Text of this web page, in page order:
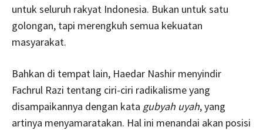
untuk seluruh rakyat Indonesia. Bukan untuk satu
golongan, tapi merengkuh semua kekuatan
masyarakat.
Bahkan di tempat lain, Haedar Nashir menyindir
Fachrul Razi tentang ciri-ciri radikalisme yang
disampaikannya dengan kata gubyah uyah, yang
artinya menyamaratakan. Hal ini menandai akan posisi